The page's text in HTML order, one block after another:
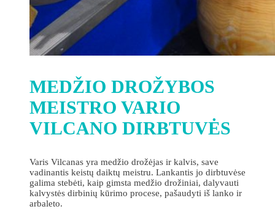
MEDŽIO DROŽYBOS
MEISTRO VARIO
VILCANO DIRBTUVĖS
Varis Vilcanas yra medžio drožėjas ir kalvis, save
vadinantis keistų daiktų meistru. Lankantis jo dirbtuvėse
galima stebėti, kaip gimsta medžio drožiniai, dalyvauti
kalvystės dirbinių kūrimo procese, pašaudyti iš lanko ir
arbaleto.